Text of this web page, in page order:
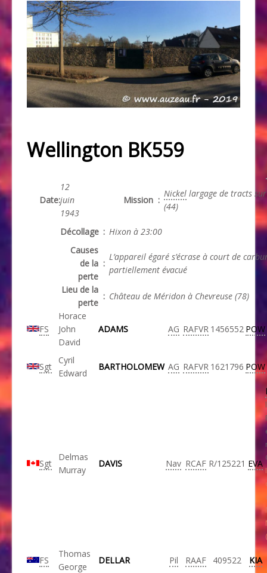
Wellington BK559
Date:
12
juin
1943
Mission :
Nickel largage de tracts
(44)
Décollage : Hixon à 23:00
Causes
de la
perte
:
L’appareil égaré s’écrase à court de
partiellement évacué
Lieu de la
perte
: Château de Méridon à Chevreuse (78)
FS
Horace
John
David
ADAMS AG RAFVR 1456552 POW
Sgt
Cyril
Edward
BARTHOLOMEW AG RAFVR 1621796 POW
Sgt
Delmas
Murray
DAVIS Nav RCAF R/125221 EVA
FS
Thomas
George
DELLAR Pil RAAF 409522 KIA